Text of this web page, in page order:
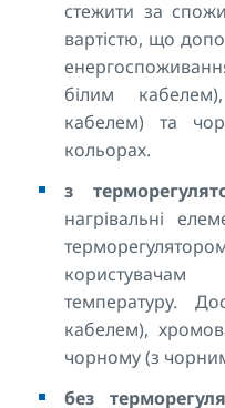
стежити за
вартістю, що
білим
кабелем) та
кольорах.
з
нагрівальні
температуру.
кабелем),
чорному (з
без